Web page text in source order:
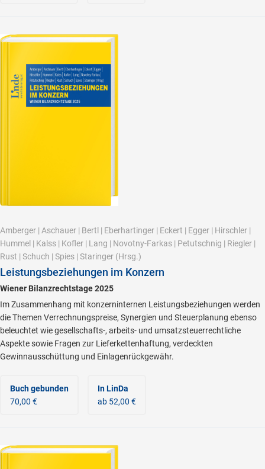
Amberger | Aschauer | Bertl | Eberhartinger | Eckert | Egger | Hirschler |
Hummel | Kalss | Kofler | Lang | Novotny-Farkas | Petutschnig | Riegler |
Rust | Schuch | Spies | Staringer (Hrsg.)
Leistungsbeziehungen im Konzern
Wiener Bilanzrechtstage 2025
Im Zusammenhang mit konzerninternen Leistungsbeziehungen werden
die Themen Verrechnungspreise, Synergien und Steuerplanung ebenso
beleuchtet wie gesellschafts-, arbeits- und umsatzsteuerrechtliche
Aspekte sowie Fragen zur Lieferkettenhaftung, verdeckten
Gewinnausschüttung und Einlagenrückgewähr.
Buch gebunden
70,00 €
In LinDa
ab 52,00 €